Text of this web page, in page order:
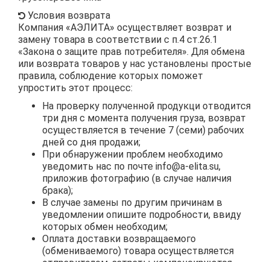
Условия возврата
Компания «АЭЛИТА» осуществляет возврат и
замену товара в соответствии с п.4 ст.26.1
«Закона о защите прав потребителя». Для обмена
или возврата товаров у нас установлены простые
правила, соблюдение которых поможет
упростить этот процесс:
На проверку полученной продукци отводится
три дня с момента получения груза, возврат
осуществляется в течение 7 (семи) рабочих
дней со дня продажи;
При обнаружении проблем необходимо
уведомить нас по почте info@a-elita.su,
приложив фотографию (в случае наличия
брака);
В случае замены по другим причинам в
уведомлении опишите подробности, ввиду
которых обмен необходим;
Оплата доставки возвращаемого
(обмениваемого) товара осуществляется